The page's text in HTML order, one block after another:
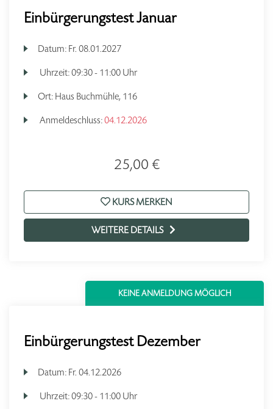
Einbürgerungstest Januar
Datum: Fr. 08.01.2027
Uhrzeit:09:30 - 11:00 Uhr
Ort: Haus Buchmühle, 116
Anmeldeschluss:04.12.2026
25,00 €
KURS MERKEN
WEITERE DETAILS
KEINE ANMELDUNG MÖGLICH
Einbürgerungstest Dezember
Datum: Fr. 04.12.2026
Uhrzeit:09:30 - 11:00 Uhr